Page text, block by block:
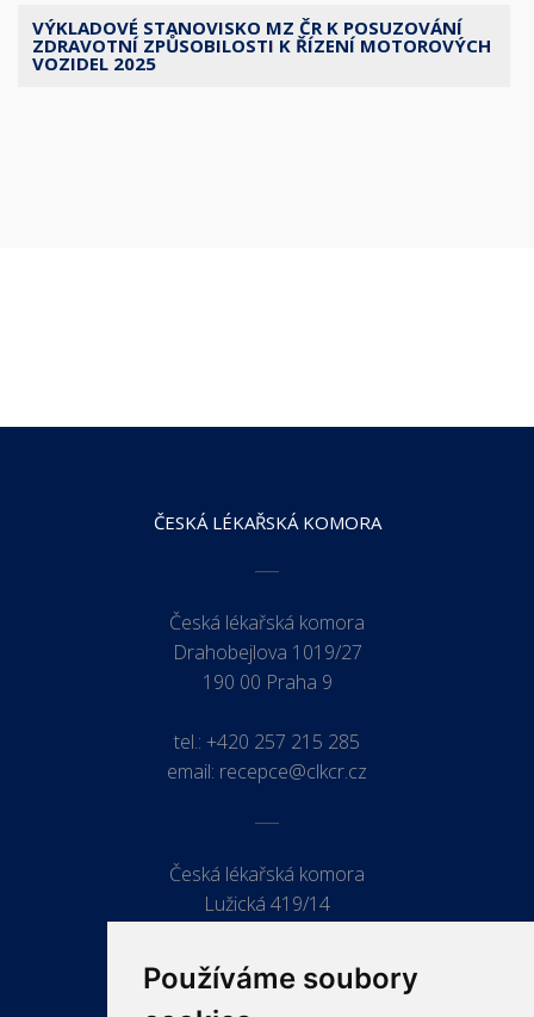
Používáme soubory
VÝKLADOVÉ STANOVISKO MZ ČR K POSUZOVÁNÍ
ZDRAVOTNÍ ZPŮSOBILOSTI K ŘÍZENÍ MOTOROVÝCH
VOZIDEL 2025
ČESKÁ LÉKAŘSKÁ KOMORA
Česká lékařská komora
Drahobejlova 1019/27
190 00 Praha 9
tel.: +420 257 215 285
email: recepce@clkcr.cz
Česká lékařská komora
Lužická 419/14